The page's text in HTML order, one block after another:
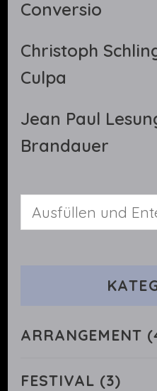
Conversio
Christoph
Culpa
Jean Paul
Brandauer
Suchst
ARRANGEMENT
FESTIVAL (3)